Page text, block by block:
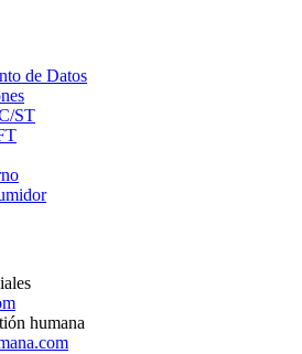
de Datos
in
ST
new
window
in
Opens
humana